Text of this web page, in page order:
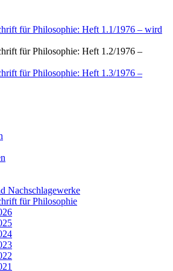
für Philosophie: Heft 1.1/1976 – wird
für Philosophie: Heft 1.2/1976 –
für Philosophie: Heft 1.3/1976 –
Nachschlagewerke
für Philosophie